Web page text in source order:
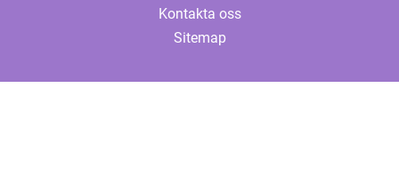
Kontakta oss
Sitemap